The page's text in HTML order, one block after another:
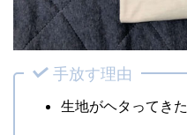
手放す理由
生地がヘタってきた